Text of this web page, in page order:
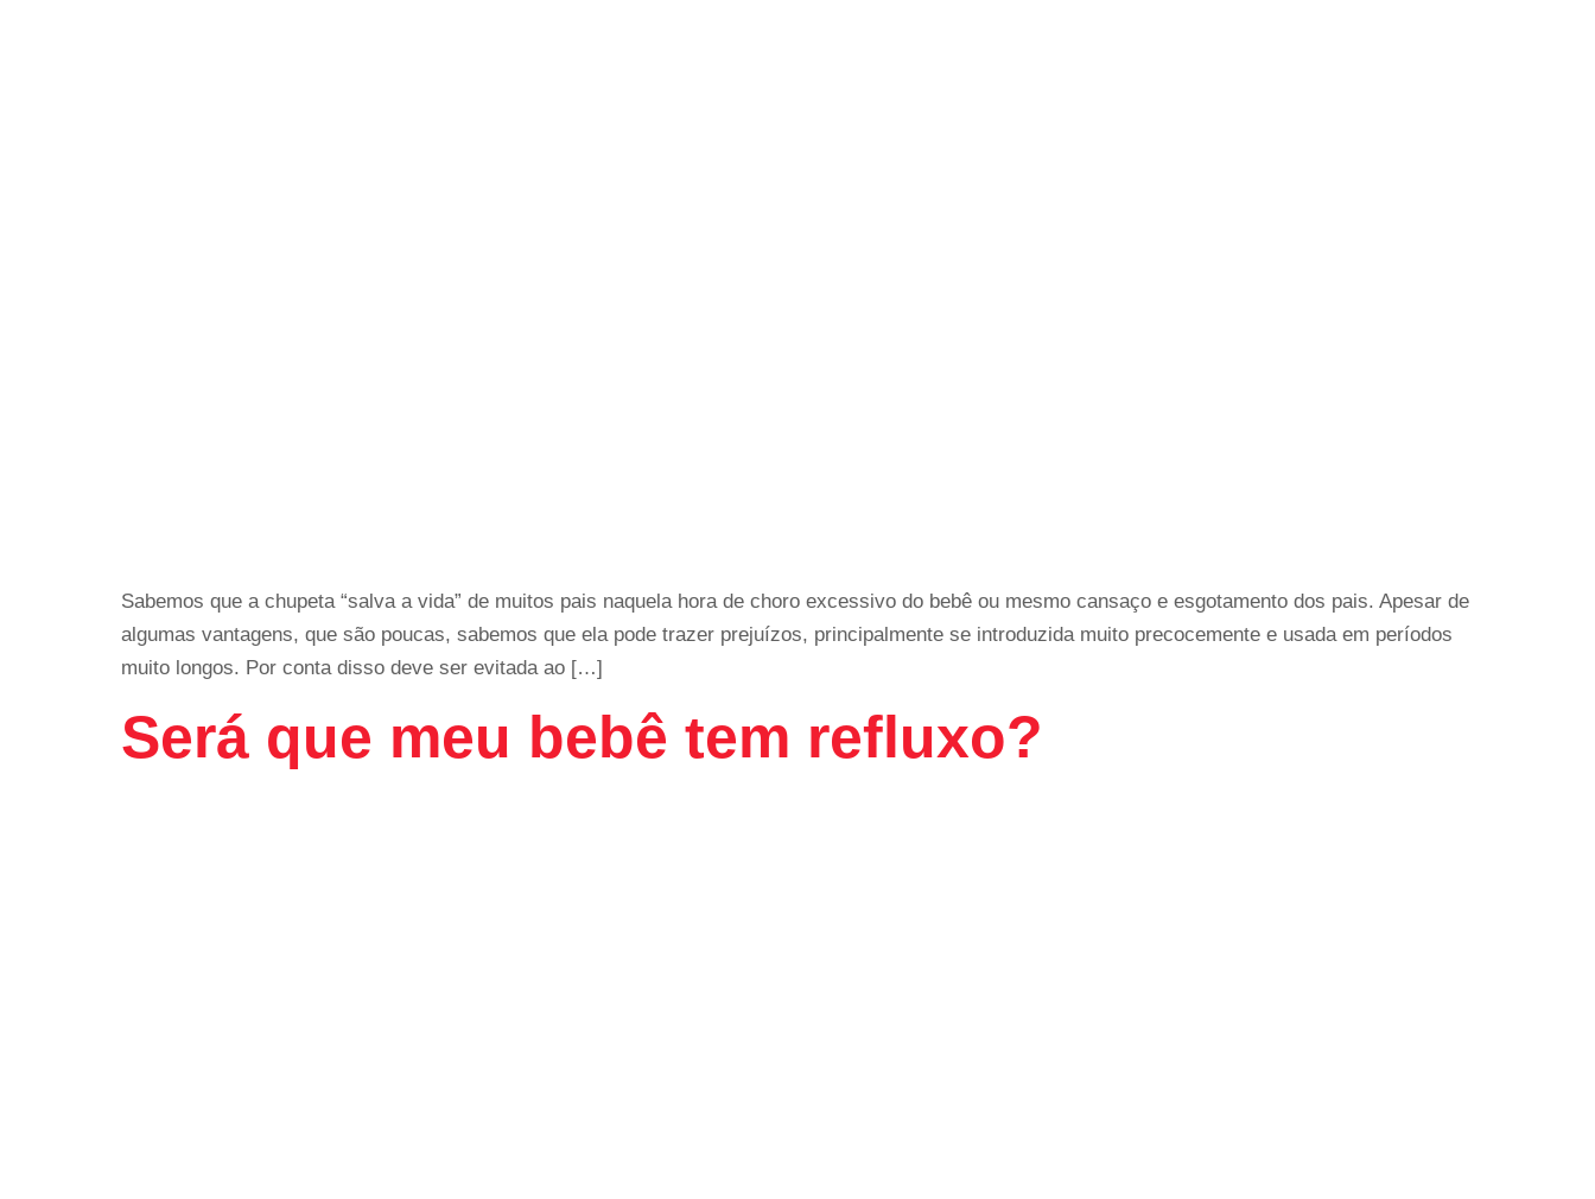
Sabemos que a chupeta “salva a vida” de muitos pais naquela hora de choro excessivo do bebê ou mesmo cansaço e esgotamento dos pais. Apesar de
algumas vantagens, que são poucas, sabemos que ela pode trazer prejuízos, principalmente se introduzida muito precocemente e usada em períodos
muito longos. Por conta disso deve ser evitada ao […]
Será que meu bebê tem refluxo?